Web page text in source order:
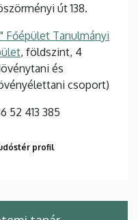
út 138.
Főépület Tanulmányi
, földszint, 4
és
csoport)
52 413 385
profil